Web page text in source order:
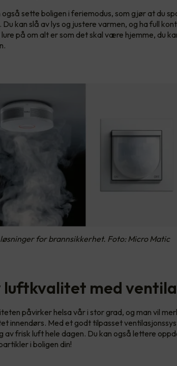
også sette boligen i feriemodus, som gjør at du
Du kan slå av lys og justere varmen, og ha full
på om alt er som det skal være hjemme, du
for brannsikkerhet. Foto: Micro Matic
luftkvalitet med
påvirker helsa vår i stor grad, og man vil
innendørs. Med et godt tilpasset
av frisk luft hele dagen. Du kan også lettere
i boligen din!